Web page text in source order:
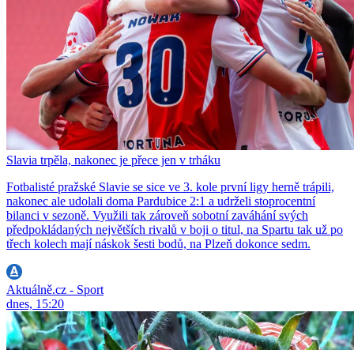
Slavia trpěla, nakonec je přece jen v trháku
Fotbalisté pražské Slavie se sice ve 3. kole první ligy herně trápili,
nakonec ale udolali doma Pardubice 2:1 a udrželi stoprocentní
bilanci v sezoně. Využili tak zároveň sobotní zaváhání svých
předpokládaných největších rivalů v boji o titul, na Spartu tak už po
třech kolech mají náskok šesti bodů, na Plzeň dokonce sedm.
Aktuálně.cz - Sport
dnes, 15:20